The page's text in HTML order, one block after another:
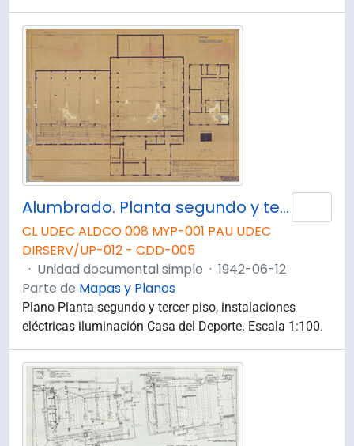
Alumbrado. Planta segundo y tercer piso.
CL UDEC ALDCO 008 MYP-001 PAU UDEC
DIRSERV/UP-012 - CDD-005
· Unidad documental simple · 1942-06-12
Parte de Mapas y Planos
Plano Planta segundo y tercer piso, instalaciones
eléctricas iluminación Casa del Deporte. Escala 1:100.